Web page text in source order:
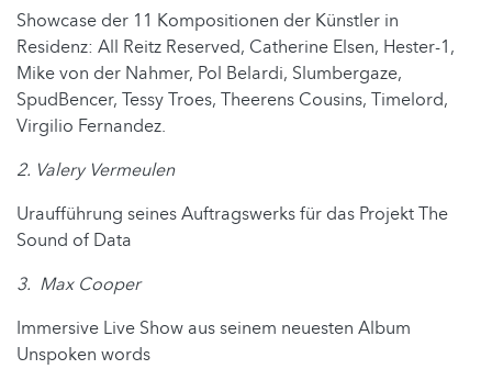
Showcase der 11 Kompositionen der Künstler in
Residenz: All Reitz Reserved, Catherine Elsen, Hester-1,
Mike von der Nahmer, Pol Belardi, Slumbergaze,
SpudBencer, Tessy Troes, Theerens Cousins, Timelord,
Virgilio Fernandez.
2. Valery Vermeulen
Uraufführung seines Auftragswerks für das Projekt The
Sound of Data
3. Max Cooper
Immersive Live Show aus seinem neuesten Album
Unspoken words